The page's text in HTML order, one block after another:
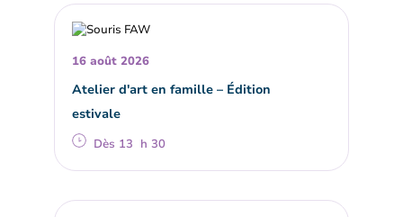
16 août 2026
Atelier d'art en famille – Édition
estivale
Dès 13 h 30